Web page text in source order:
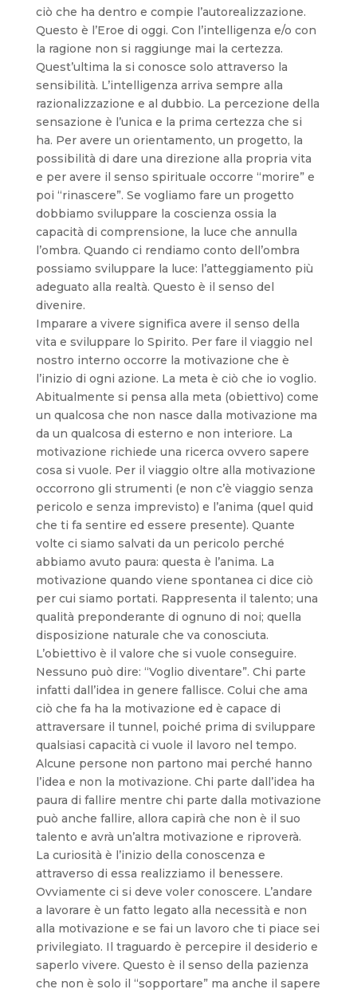
ciò che ha dentro e compie l’autorealizzazione.
Questo è l’Eroe di oggi. Con l’intelligenza e/o con
la ragione non si raggiunge mai la certezza.
Quest’ultima la si conosce solo attraverso la
sensibilità. L’intelligenza arriva sempre alla
razionalizzazione e al dubbio. La percezione della
sensazione è l’unica e la prima certezza che si
ha. Per avere un orientamento, un progetto, la
possibilità di dare una direzione alla propria vita
e per avere il senso spirituale occorre “morire” e
poi “rinascere”. Se vogliamo fare un progetto
dobbiamo sviluppare la coscienza ossia la
capacità di comprensione, la luce che annulla
l’ombra. Quando ci rendiamo conto dell’ombra
possiamo sviluppare la luce: l’atteggiamento più
adeguato alla realtà. Questo è il senso del
divenire.
Imparare a vivere significa avere il senso della
vita e sviluppare lo Spirito. Per fare il viaggio nel
nostro interno occorre la motivazione che è
l’inizio di ogni azione. La meta è ciò che io voglio.
Abitualmente si pensa alla meta (obiettivo) come
un qualcosa che non nasce dalla motivazione ma
da un qualcosa di esterno e non interiore. La
motivazione richiede una ricerca ovvero sapere
cosa si vuole. Per il viaggio oltre alla motivazione
occorrono gli strumenti (e non c’è viaggio senza
pericolo e senza imprevisto) e l’anima (quel quid
che ti fa sentire ed essere presente). Quante
volte ci siamo salvati da un pericolo perché
abbiamo avuto paura: questa è l’anima. La
motivazione quando viene spontanea ci dice ciò
per cui siamo portati. Rappresenta il talento; una
qualità preponderante di ognuno di noi; quella
disposizione naturale che va conosciuta.
L’obiettivo è il valore che si vuole conseguire.
Nessuno può dire: “Voglio diventare”. Chi parte
infatti dall’idea in genere fallisce. Colui che ama
ciò che fa ha la motivazione ed è capace di
attraversare il tunnel, poiché prima di sviluppare
qualsiasi capacità ci vuole il lavoro nel tempo.
Alcune persone non partono mai perché hanno
l’idea e non la motivazione. Chi parte dall’idea ha
paura di fallire mentre chi parte dalla motivazione
può anche fallire, allora capirà che non è il suo
talento e avrà un’altra motivazione e riproverà.
La curiosità è l’inizio della conoscenza e
attraverso di essa realizziamo il benessere.
Ovviamente ci si deve voler conoscere. L’andare
a lavorare è un fatto legato alla necessità e non
alla motivazione e se fai un lavoro che ti piace sei
privilegiato. Il traguardo è percepire il desiderio e
saperlo vivere. Questo è il senso della pazienza
che non è solo il “sopportare” ma anche il sapere